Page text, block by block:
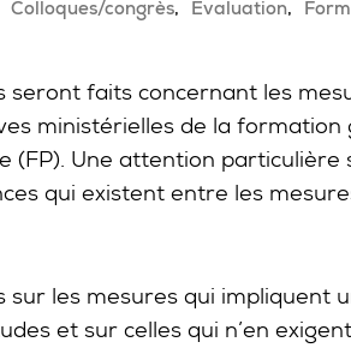
Colloques/congrès Évaluation
seront faits concernant les
ministérielles de la
(FP). Une attention particulière
qui existent entre les
sur les mesures qui impliquent
et sur celles qui n’en